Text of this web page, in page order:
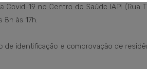
Covid-19 no Centro de Saúde IAPI (Rua
8h às 17h.
identificação e comprovação de